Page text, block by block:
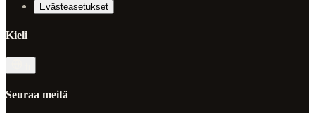
Evästeasetukset
Kieli
Seuraa meitä